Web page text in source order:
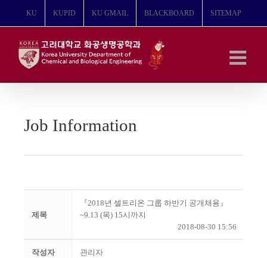
뛰
KU KUPID KU GMAIL BLACKBOARD SITEMAP
Job Information
제목
『2018년 셀트리온 그룹 하반기 공개채용』
~9.13 (목) 15시까지
2018-08-30 15:56
작성자 관리자